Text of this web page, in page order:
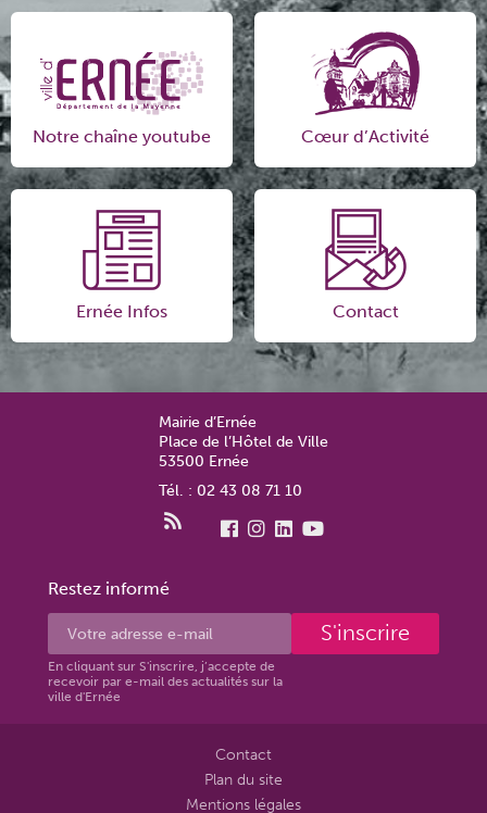
Notre chaîne youtube Cœur d’Activité
Ernée Infos Contact
Mairie d’Ernée
Place de l’Hôtel de Ville
53500 Ernée
Tél. : 02 43 08 71 10
Restez informé
En cliquant sur S'inscrire, j’accepte de
recevoir par e-mail des actualités sur la
ville d'Ernée
S'inscrire
Contact
Plan du site
Mentions légales